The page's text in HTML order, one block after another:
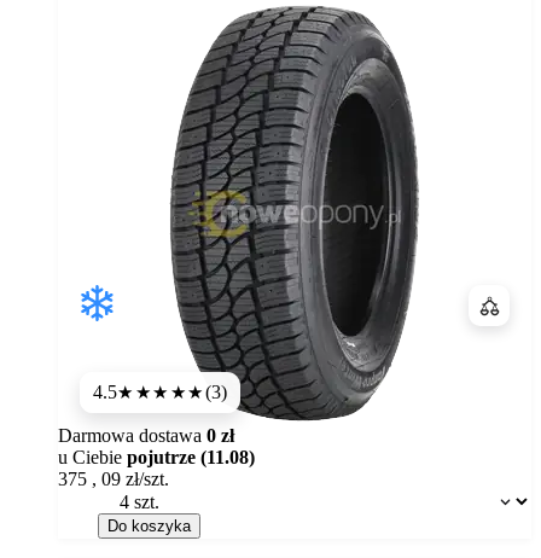
4.5★★★★★(3)
Dostępność:
Darmowa dostawa 0 zł
u Ciebie pojutrze (11.08)
375 , 09 zł/szt.
Do koszyka